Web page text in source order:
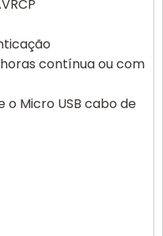
contínua ou com
o Micro USB cabo de